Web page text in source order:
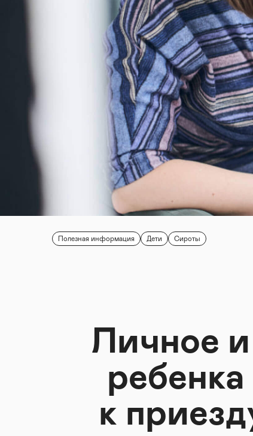
Полезная информация Дети Сироты
Личное
к